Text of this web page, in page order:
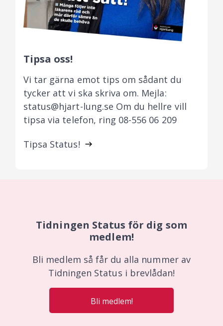
Tipsa oss!
Vi tar gärna emot tips om sådant du
tycker att vi ska skriva om. Mejla:
status@hjart-lung.se Om du hellre vill
tipsa via telefon, ring 08-556 06 209
Tipsa Status!
Tidningen Status för dig som
medlem!
Bli medlem så får du alla nummer av
Tidningen Status i brevlådan!
Bli medlem!